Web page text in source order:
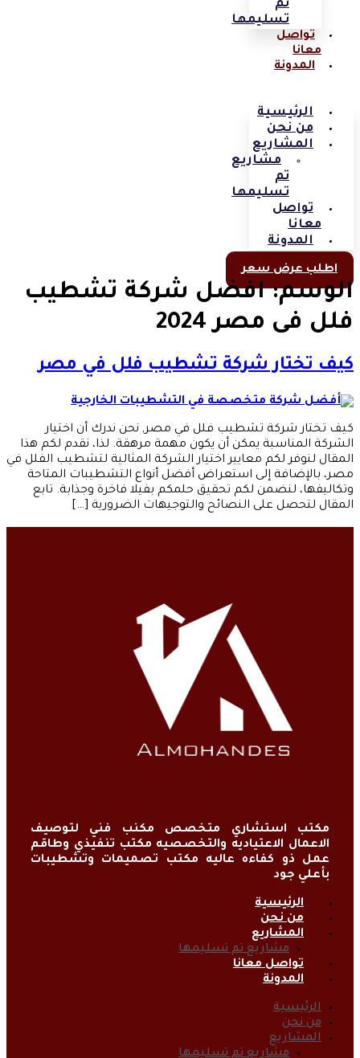
تم
تسليمها
تواصل
معانا
المدونة
الرئيسية
من نحن
المشاريع
مشاريع
تم
تسليمها
تواصل
معانا
المدونة
اطلب عرض سعر
الوسم:افضل شركة تشطيب
فلل فى مصر 2024
كيف تختار شركة تشطيب فلل في مصر
كيف تختار شركة تشطيب فلل في مصر, نحن ندرك أن اختيار
الشركة المناسبة يمكن أن يكون مهمة مرهقة. لذا، نقدم لكم هذا
المقال لنوفر لكم معايير اختيار الشركة المثالية لتشطيب الفلل في
مصر، بالإضافة إلى استعراض أفضل أنواع التشطيبات المتاحة
وتكاليفها، لنضمن لكم تحقيق حلمكم بفيلا فاخرة وجذابة. تابع
المقال لتحصل على النصائح والتوجيهات الضرورية […]
مكتب استشاري متخصص مكنب فني لتوصيف
الاعمال الاعتياديه والتخصصيه مكتب تنفيذي وطاقم
عمل ذو كفاءه عاليه مكتب تصميمات وتشطيبات
بأعلي جود
الرئيسية
من نحن
المشاريع
مشاريع تم تسليمها
تواصل معانا
المدونة
الرئيسية
من نحن
المشاريع
مشاريع تم تسليمها